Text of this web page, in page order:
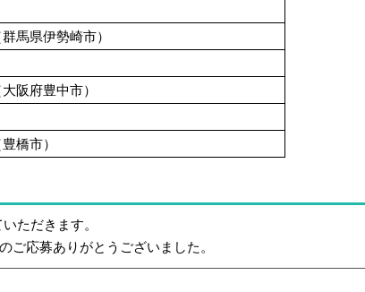
県伊勢崎市）
府豊中市）
橋市）
ただきます。
ご応募ありがとうございました。